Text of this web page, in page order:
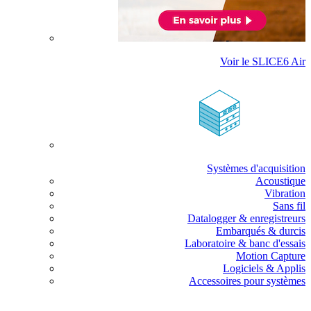
Voir le SLICE6 Air
Systèmes d'acquisition
Acoustique
Vibration
Sans fil
Datalogger & enregistreurs
Embarqués & durcis
Laboratoire & banc d'essais
Motion Capture
Logiciels & Applis
Accessoires pour systèmes